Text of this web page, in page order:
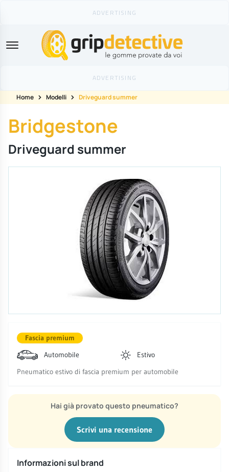
GripDetective
Home Modelli Driveguard summer
Bridgestone
Driveguard summer
Fascia premium
Automobile
Estivo
Pneumatico estivo di fascia premium per automobile
Hai già provato questo pneumatico?
Scrivi una recensione
Informazioni sul brand